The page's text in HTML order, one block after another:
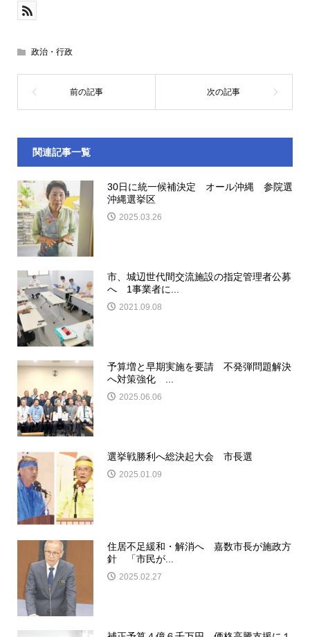
政治・行政
関連記事一覧
30日に統一候補決定 オール沖縄 参院選
沖縄選挙区
2025.03.26
市、城辺世代間交流施設の指定管理者公募
へ 1事業者に...
2021.09.08
予算増と早期実施を要請 不発弾問題解決
へ対策強化 ...
2025.06.06
選挙戦勝利へ総決起大会 市長選
2025.01.09
住居不足緩和・解消へ 嘉数市長が施政方
針 「市民が...
2025.02.27